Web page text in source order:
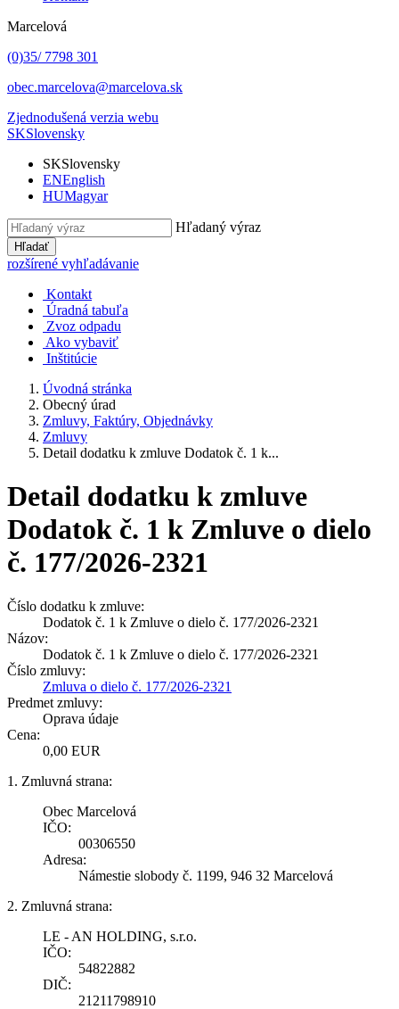
Marcelová
(0)35/ 7798 301
obec.marcelova@marcelova.sk
Zjednodušená verzia webu
SKSlovensky
SKSlovensky
ENEnglish
HUMagyar
Hľadaný výraz
Hľadať
rozšírené vyhľadávanie
Kontakt
Úradná tabuľa
Zvoz odpadu
Ako vybaviť
Inštitúcie
Úvodná stránka
Obecný úrad
Zmluvy, Faktúry, Objednávky
Zmluvy
Detail dodatku k zmluve Dodatok č. 1 k...
Detail dodatku k zmluve
Dodatok č. 1 k Zmluve o dielo
č. 177/2026-2321
Číslo dodatku k zmluve:
Dodatok č. 1 k Zmluve o dielo č. 177/2026-2321
Názov:
Dodatok č. 1 k Zmluve o dielo č. 177/2026-2321
Číslo zmluvy:
Zmluva o dielo č. 177/2026-2321
Predmet zmluvy:
Oprava údaje
Cena:
0,00 EUR
1. Zmluvná strana:
Obec Marcelová
IČO:
00306550
Adresa:
Námestie slobody č. 1199, 946 32 Marcelová
2. Zmluvná strana:
LE - AN HOLDING, s.r.o.
IČO:
54822882
DIČ:
21211798910